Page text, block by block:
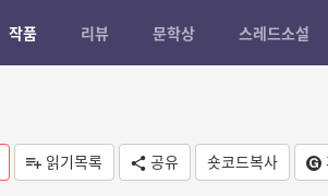
작품 리뷰 문학상 스레드소설
읽기목록 공유 숏코드복사